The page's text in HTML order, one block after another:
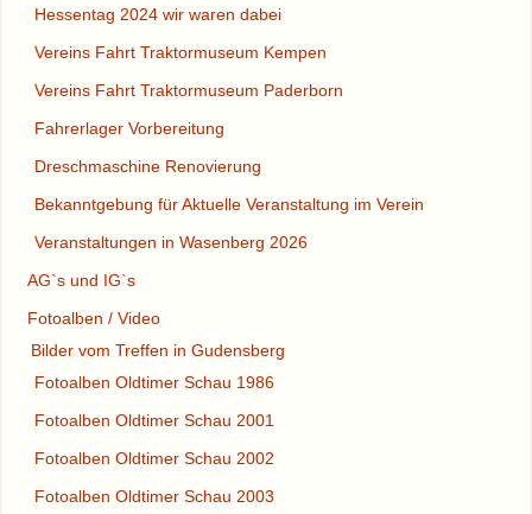
Hessentag 2024 wir waren dabei
Vereins Fahrt Traktormuseum Kempen
Vereins Fahrt Traktormuseum Paderborn
Fahrerlager Vorbereitung
Dreschmaschine Renovierung
Bekanntgebung für Aktuelle Veranstaltung im Verein
Veranstaltungen in Wasenberg 2026
AG`s und IG`s
Fotoalben / Video
Bilder vom Treffen in Gudensberg
Fotoalben Oldtimer Schau 1986
Fotoalben Oldtimer Schau 2001
Fotoalben Oldtimer Schau 2002
Fotoalben Oldtimer Schau 2003